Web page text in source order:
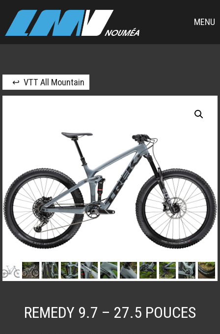
MENU
↩ VTT All Mountain
REMEDY 9.7 – 27.5 POUCES